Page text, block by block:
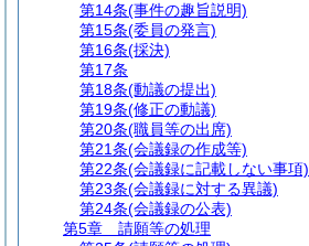
第14条(事件の趣旨説明)
第15条(委員の発言)
第16条(採決)
第17条
第18条(動議の提出)
第19条(修正の動議)
第20条(職員等の出席)
第21条(会議録の作成等)
第22条(会議録に記載しない事項)
第23条(会議録に対する異議)
第24条(会議録の公表)
第5章
請願等の処理